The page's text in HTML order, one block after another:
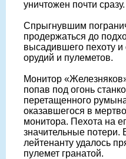
уничтожен почти сразу.
Спрыгнувшим
продержаться до
высадившего пехоту и
орудий и пулеметов.
Монитор
попав под огонь
перетащенного
оказавшегося в
монитора. Пехота на
значительные потери.
лейтенанту удалось
пулемет гранатой.